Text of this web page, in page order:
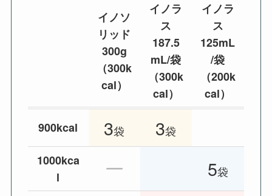
イノソ
リッド
300g
（300k
cal）
イノラ
ス
187.5
mL/袋
（300k
cal）
イノラ
ス
125mL
/袋
（200k
cal）
900kcal 3袋 3袋
1000kca
l
5袋